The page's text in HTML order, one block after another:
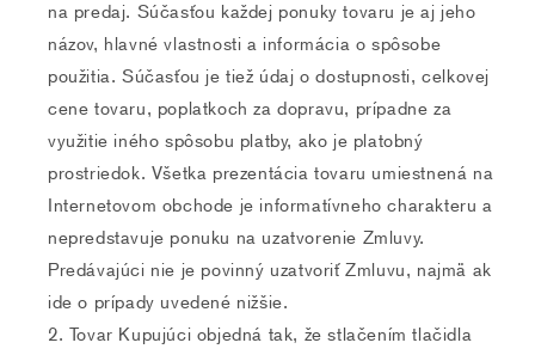
na predaj. Súčasťou každej ponuky tovaru je aj jeho
názov, hlavné vlastnosti a informácia o spôsobe
použitia. Súčasťou je tiež údaj o dostupnosti, celkovej
cene tovaru, poplatkoch za dopravu, prípadne za
využitie iného spôsobu platby, ako je platobný
prostriedok. Všetka prezentácia tovaru umiestnená na
Internetovom obchode je informatívneho charakteru a
nepredstavuje ponuku na uzatvorenie Zmluvy.
Predávajúci nie je povinný uzatvoriť Zmluvu, najmä ak
ide o prípady uvedené nižšie.
Tovar Kupujúci objedná tak, že stlačením tlačidla